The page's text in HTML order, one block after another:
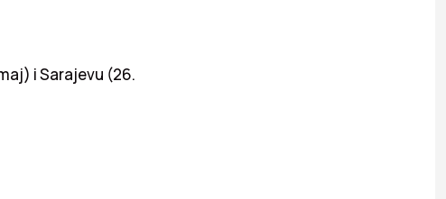
i Sarajevu (26.